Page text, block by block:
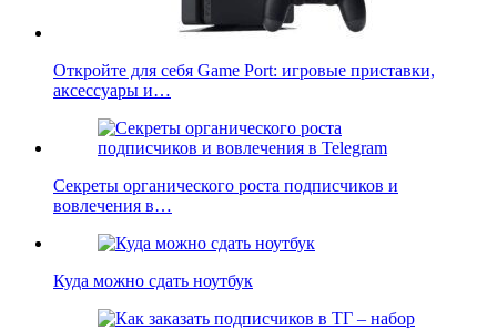
Откройте для себя Game Port: игровые приставки,
аксессуары и…
Секреты органического роста подписчиков и
вовлечения в…
Куда можно сдать ноутбук